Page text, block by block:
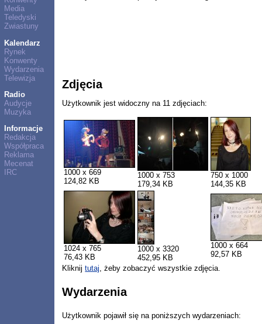
Media
Teledyski
Zwiastuny
Kalendarz
Rynek
Konwenty
Wydarzenia
Telewizja
Radio
Audycje
Muzyka
Informacje
Redakcja
Współpraca
Reklama
Mecenat
IRC
Zdjęcia
Użytkownik jest widoczny na 11 zdjęciach:
1000 x 669
124,82 KB
1000 x 753
179,34 KB
750 x 1000
144,35 KB
1024 x 765
76,43 KB
1000 x 3320
452,95 KB
1000 x 664
92,57 KB
Kliknijtutaj, żeby zobaczyć wszystkie zdjęcia.
Wydarzenia
Użytkownik pojawił się na poniższych wydarzeniach: